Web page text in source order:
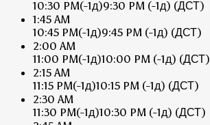
10:30 PM(-1д)9:30 PM (-1д) (ДСТ)
1:45 AM
10:45 PM(-1д)9:45 PM (-1д) (ДСТ)
2:00 AM
11:00 PM(-1д)10:00 PM (-1д) (ДСТ)
2:15 AM
11:15 PM(-1д)10:15 PM (-1д) (ДСТ)
2:30 AM
11:30 PM(-1д)10:30 PM (-1д) (ДСТ)